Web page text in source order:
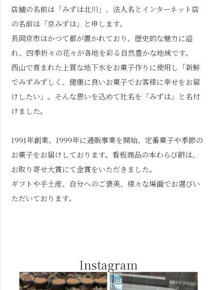
店舗の名前は「みずは北川」、法人名とインターネット店
の名前は「京みずは」と申します。
長岡京市はかつて都が置かれており、歴史的な魅力に溢
れ、四季折々の花々が各地を彩る自然豊かな地域です。
西山で育まれた上質な地下水をお菓子作りに使用し「新鮮
でみずみずしく、健康に良いお菓子でお客様に幸せをお届
けしたい」。そんな思いを込めて社名を「みずは」と名付
けました。
1991年創業、1999年に通販事業を開始、定番菓子や季節の
お菓子をお届けしております。看板商品の本わらび餅は、
お取り寄せ大賞にて金賞をいただきました。
ギフトや手土産、自分へのご褒美、様々な場面でお選びい
ただいております。
Instagram